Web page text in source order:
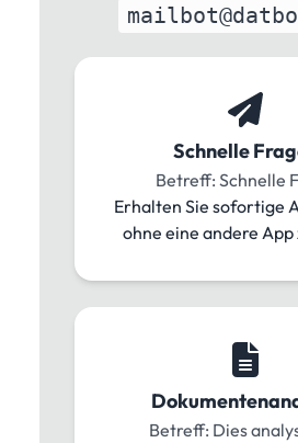
Schnelle
Betreff: Schnelle
Erhalten Sie sofortige
ohne eine andere App
Betreff: Dies